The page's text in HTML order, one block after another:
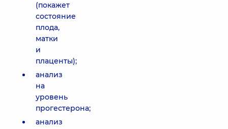
(покажет
состояние
плода,
матки
и
плаценты);
анализ
на
уровень
прогестерона;
анализ